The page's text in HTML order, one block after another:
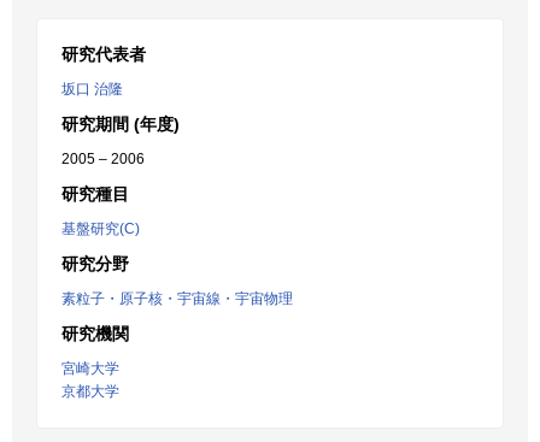
研究代表者
坂口 治隆
研究期間 (年度)
2005 – 2006
研究種目
基盤研究(C)
研究分野
素粒子・原子核・宇宙線・宇宙物理
研究機関
宮崎大学
京都大学